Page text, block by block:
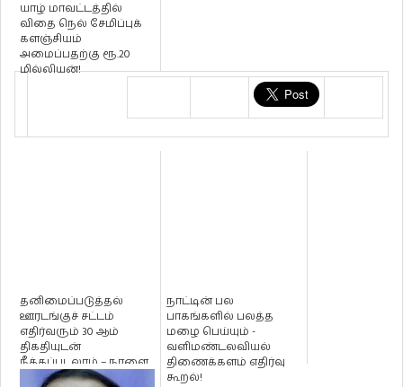
யாழ் மாவட்டத்தில்
விதை நெல் சேமிப்புக்
களஞ்சியம்
அமைப்பதற்கு ரூ.20
மில்லியன்!
தனிமைப்படுத்தல்
ஊரடங்குச் சட்டம்
எதிர்வரும் 30 ஆம்
திகதியுடன்
நீக்கப்படலாம் – நாளை
இறுதி முடிவு எட்ட...
நாட்டின் பல
பாகங்களில் பலத்த
மழை பெய்யும் -
வளிமண்டலவியல்
திணைக்களம் எதிர்வு
கூறல்!